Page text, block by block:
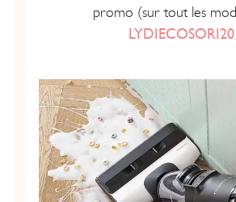
promo (sur tout les
LYDIECOSORI20